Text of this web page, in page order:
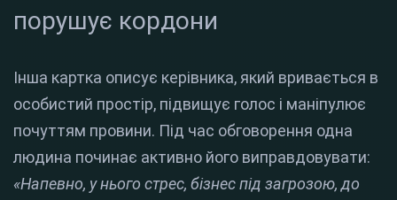
порушує кордони
Інша картка описує керівника, який вривається в
особистий простір, підвищує голос і маніпулює
почуттям провини. Під час обговорення одна
людина починає активно його виправдовувати:
«Напевно, у нього стрес, бізнес під загрозою, до